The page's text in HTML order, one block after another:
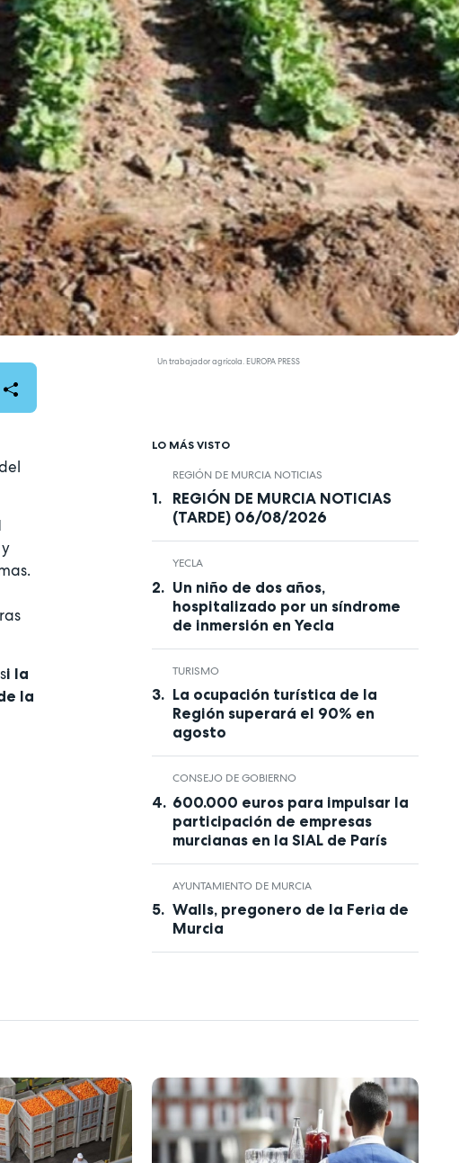
Un trabajador agrícola. EUROPA PRESS
i la
la
LO MÁS VISTO
REGIÓN DE MURCIA NOTICIAS
REGIÓN DE MURCIA NOTICIAS
(TARDE) 06/08/2026
YECLA
Un niño de dos años,
hospitalizado por un síndrome
de inmersión en Yecla
TURISMO
La ocupación turística de la
Región superará el 90% en
agosto
CONSEJO DE GOBIERNO
600.000 euros para impulsar la
participación de empresas
murcianas en la SIAL de París
AYUNTAMIENTO DE MURCIA
Walls, pregonero de la Feria de
Murcia